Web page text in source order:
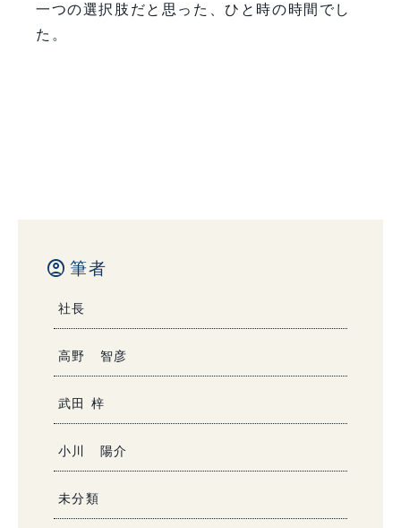
一つの選択肢だと思った、ひと時の時間でし
た。
account_circle 筆者
社長
高野 智彦
武田 梓
小川 陽介
未分類